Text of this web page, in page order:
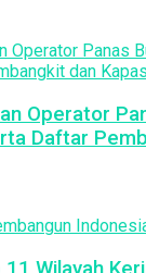
Operator
Daftar
Wilayah